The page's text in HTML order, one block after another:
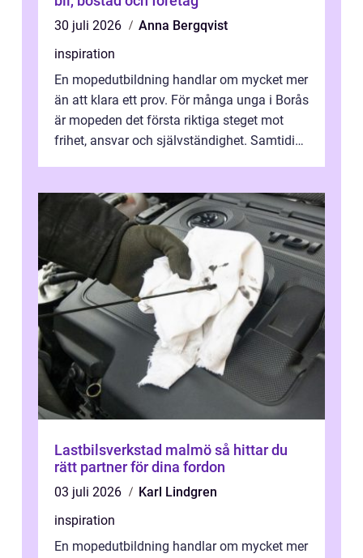
30 juli 2026
Anna Bergqvist
inspiration
En mopedutbildning handlar om mycket mer
än att klara ett prov. För många unga i Borås
är mopeden det första riktiga steget mot
frihet, ansvar och självständighet. Samtidigt
Lastbilsverkstad malmö så hittar du
rätt partner för dina fordon
03 juli 2026
Karl Lindgren
inspiration
En mopedutbildning handlar om mycket mer